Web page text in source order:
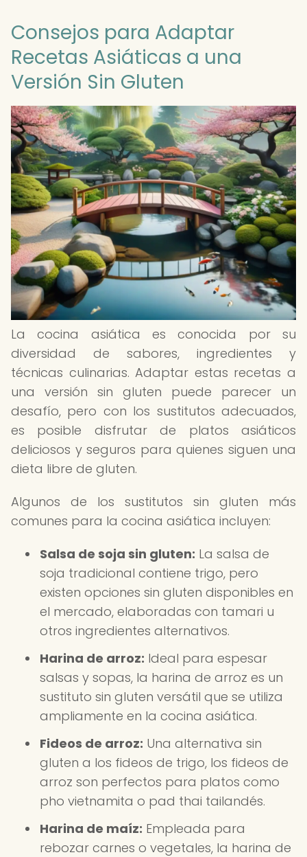
Consejos para Adaptar
Recetas Asiáticas a una
Versión Sin Gluten
La cocina asiática es conocida por su
diversidad de sabores, ingredientes y
técnicas culinarias. Adaptar estas recetas a
una versión sin gluten puede parecer un
desafío, pero con los sustitutos adecuados,
es posible disfrutar de platos asiáticos
deliciosos y seguros para quienes siguen una
dieta libre de gluten.
Algunos de los sustitutos sin gluten más
comunes para la cocina asiática incluyen:
Salsa de soja sin gluten: La salsa de
soja tradicional contiene trigo, pero
existen opciones sin gluten disponibles en
el mercado, elaboradas con tamari u
otros ingredientes alternativos.
Harina de arroz: Ideal para espesar
salsas y sopas, la harina de arroz es un
sustituto sin gluten versátil que se utiliza
ampliamente en la cocina asiática.
Fideos de arroz: Una alternativa sin
gluten a los fideos de trigo, los fideos de
arroz son perfectos para platos como
pho vietnamita o pad thai tailandés.
Harina de maíz: Empleada para
rebozar carnes o vegetales, la harina de